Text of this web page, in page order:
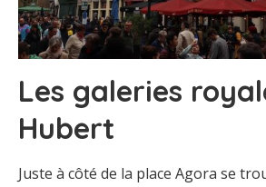
Les galeries
Hubert
Juste à côté de la place Agora se